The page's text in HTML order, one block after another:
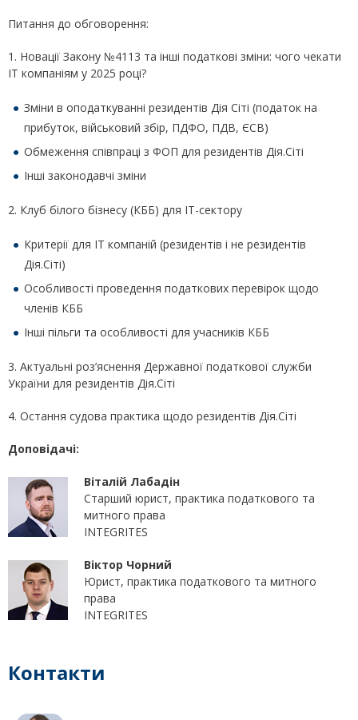
Питання до обговорення:
1. Новації Закону №4113 та інші податкові зміни: чого чекати
ІТ компаніям у 2025 році?
Зміни в оподаткуванні резидентів Дія Сіті (податок на
прибуток, військовий збір, ПДФО, ПДВ, ЄСВ)
Обмеження співпраці з ФОП для резидентів Дія.Сіті
Інші законодавчі зміни
2. Клуб білого бізнесу (КББ) для ІТ-сектору
Критерії для ІТ компаній (резидентів і не резидентів
Дія.Сіті)
Особливості проведення податкових перевірок щодо
членів КББ
Інші пільги та особливості для учасників КББ
3. Актуальні роз’яснення Державної податкової служби
України для резидентів Дія.Сіті
4. Остання судова практика щодо резидентів Дія.Сіті
Доповідачі:
Віталій Лабадін
Старший юрист, практика податкового та
митного права
INTEGRITES
Віктор Чорний
Юрист, практика податкового та митного
права
INTEGRITES
Контакти